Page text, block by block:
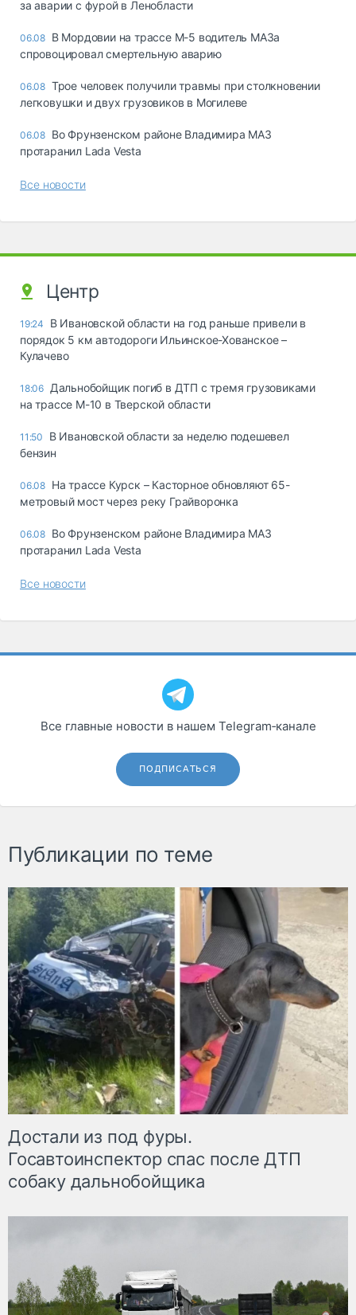
за аварии с фурой в Ленобласти
06.08 В Мордовии на трассе М-5 водитель МАЗа
спровоцировал смертельную аварию
06.08 Трое человек получили травмы при столкновении
легковушки и двух грузовиков в Могилеве
06.08 Во Фрунзенском районе Владимира МАЗ
протаранил Lada Vesta
Все новости
Центр
19:24
В Ивановской области на год раньше привели в
порядок 5 км автодороги Ильинское-Хованское –
Кулачево
18:06 Дальнобойщик погиб в ДТП с тремя грузовиками
на трассе М-10 в Тверской области
11:50
В Ивановской области за неделю подешевел
бензин
06.08 На трассе Курск – Касторное обновляют 65-
метровый мост через реку Грайворонка
06.08 Во Фрунзенском районе Владимира МАЗ
протаранил Lada Vesta
Все новости
Все главные новости в нашем Telegram‑канале
ПОДПИСАТЬСЯ
Публикации по теме
Достали из под фуры.
Госавтоинспектор спас после ДТП
собаку дальнобойщика